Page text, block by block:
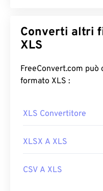
Converti altri
XLS
FreeConvert.com
formato XLS :
XLS Convertitore
XLSX A XLS
CSV A XLS